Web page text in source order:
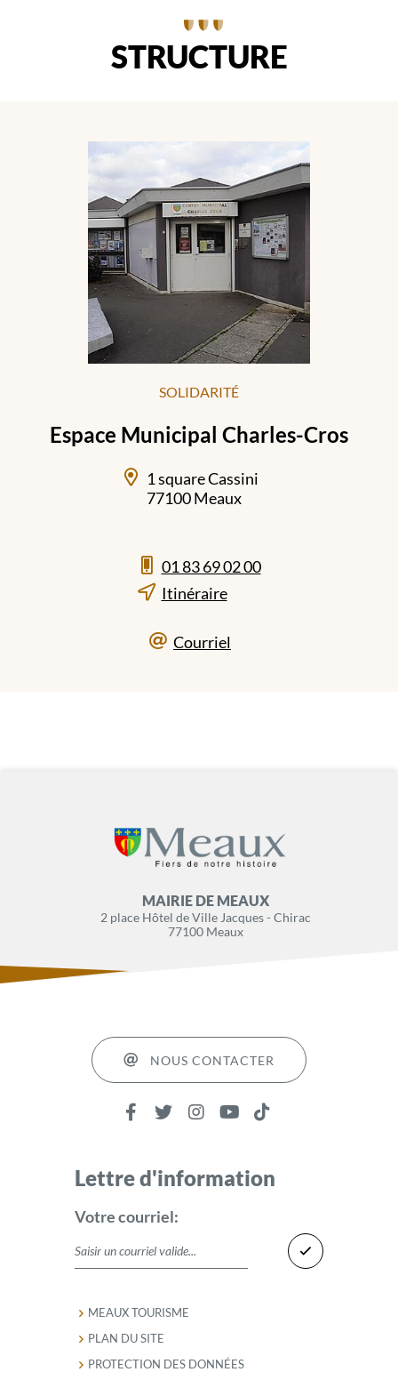
STRUCTURE
SOLIDARITÉ
Espace Municipal Charles-Cros
1 square Cassini
77100 Meaux
01 83 69 02 00
Itinéraire
Courriel
MAIRIE DE MEAUX
2 place Hôtel de Ville Jacques - Chirac
77100 Meaux
NOUS CONTACTER
Lettre d'information
Votre courriel:
MEAUX TOURISME
PLAN DU SITE
PROTECTION DES DONNÉES